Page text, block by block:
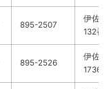
895-2507
伊佐
132番
895-2526
伊佐
1736